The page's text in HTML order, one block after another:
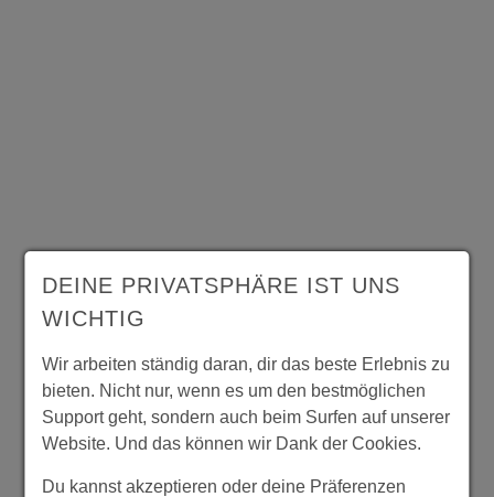
DEINE PRIVATSPHÄRE IST UNS
WICHTIG
Wir arbeiten ständig daran, dir das beste Erlebnis zu
bieten. Nicht nur, wenn es um den bestmöglichen
Support geht, sondern auch beim Surfen auf unserer
Website. Und das können wir Dank der Cookies.
Du kannst akzeptieren oder deine Präferenzen